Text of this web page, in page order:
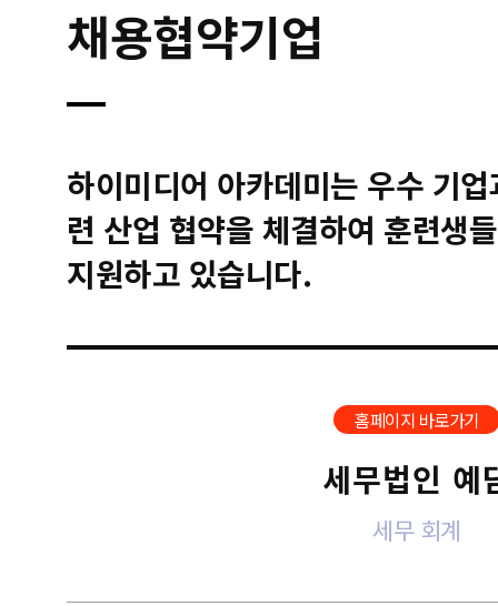
채용협약기업
하이미디어 아카데미는 우수 기
련 산업 협약을 체결하여 훈련생
지원하고 있습니다.
홈페이지 바로가기
세무법인 예
세무 회계